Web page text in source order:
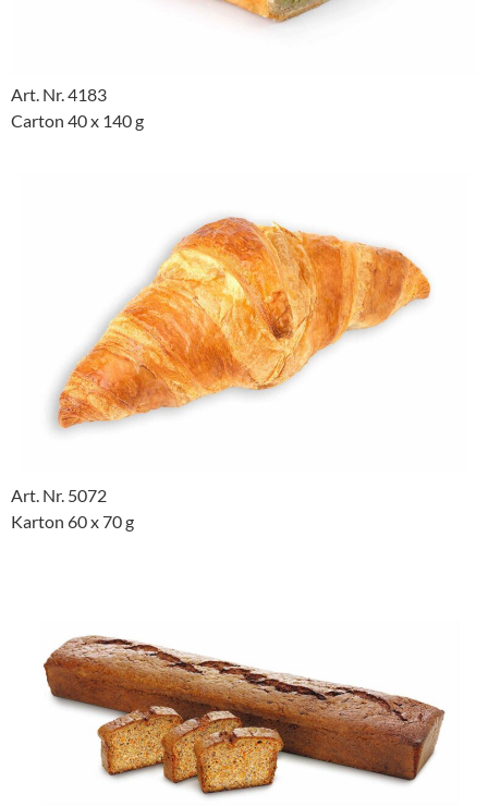
Art. Nr. 4183
Carton 40 x 140 g
Art. Nr. 5072
Karton 60 x 70 g